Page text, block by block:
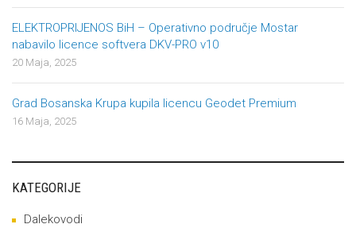
ELEKTROPRIJENOS BiH – Operativno područje Mostar
nabavilo licence softvera DKV-PRO v10
20 Maja, 2025
Grad Bosanska Krupa kupila licencu Geodet Premium
16 Maja, 2025
KATEGORIJE
Dalekovodi